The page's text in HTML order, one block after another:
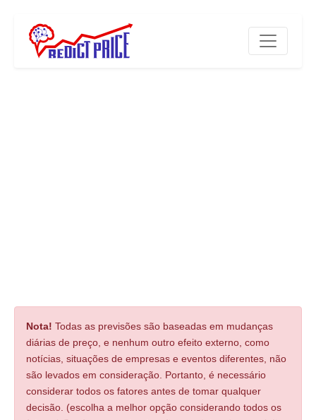
Nota! Todas as previsões são baseadas em mudanças
diárias de preço, e nenhum outro efeito externo, como
notícias, situações de empresas e eventos diferentes, não
são levados em consideração. Portanto, é necessário
considerar todos os fatores antes de tomar qualquer
decisão. (escolha a melhor opção considerando todos os